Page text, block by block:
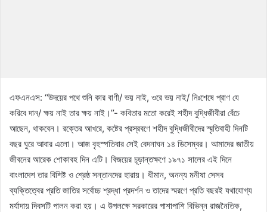
এফএনএস: ‘‘উদয়ের পথে শুনি কার বাণী/ ভয় নাই, ওরে ভয় নাই/ নিঃশেষে প্রাণ যে
করিবে দান/ ক্ষয় নাই তার ক্ষয় নাই।’’- কবিতার মতো করেই শহীদ বুদ্ধিজীবীরা বেঁচে
আছেন, থাকবেন। রক্তের আখরে, কষ্টের প্রস্রবণে শহীদ বুদ্ধিজীবীদের স্মৃতিবাহী দিনটি
বছর ঘুরে আবার এলো। আজ বৃহস্পতিবার সেই বেদনাঘন ১৪ ডিসেম্বর। আমাদের জাতীয়
জীবনের আরেক শোকাবহ দিন এটি। বিজয়ের চূড়ান্তক্ষণে ১৯৭১ সালের এই দিনে
বাংলাদেশ তার বিশিষ্ট ও শ্রেষ্ঠ সন্তানদের হারায়। ধীমান, অনন্য মনীষা সেসব
ব্যক্তিত্বের প্রতি জাতির সর্বোচ্চ শ্রদ্ধা প্রদর্শন ও তাদের স্মরণে প্রতি বছরই যথাযোগ্য
মর্যাদায় দিবসটি পালন করা হয়। এ উপলক্ষে সরকারের পাশাপাশি বিভিন্ন রাজনৈতিক,